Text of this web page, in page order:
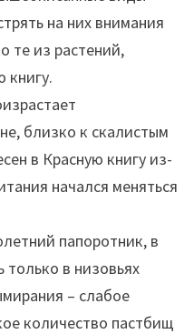
на них внимания
те из растений,
книгу.
близко к скалистым
в Красную книгу из-
начался меняться
папоротник, в
только в низовьях
– слабое
количество пастбищ